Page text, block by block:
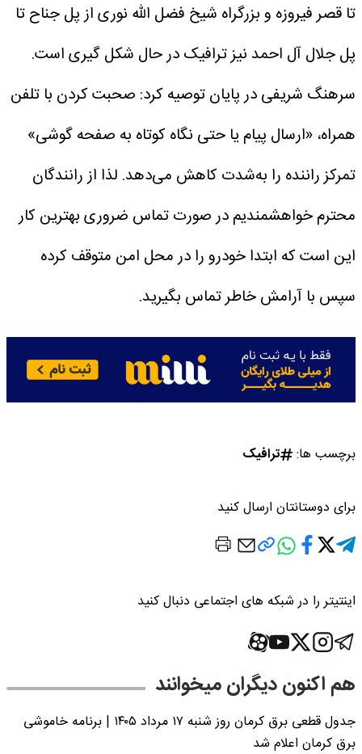
تا قصر فیروزه و بزرگراه شیخ فضل الله نوری از پل جناح تا
پل جلال آل احمد نیز ترافیک در حال شکل گیری است.
سرهنگ شریفی در پایان توصیه کرد: صحبت کردن با تلفن
همراه، «ارسال پیام یا حتی نگاه کوتاه به صفحه گوشی»
تمرکز راننده را به‌شدت کاهش می‌دهد. لذا از رانندگان
محترم خواهشمندیم در صورت تماس ضروری بهترین کار
این است که ابتدا خودرو را در محل امن متوقف کرده
سپس با آرامش خاطر تماس بگیرید.
برچسب ها: ترافیک
برای دوستانتان ارسال کنید
اینتیتر را در شبکه های اجتماعی دنبال کنید
هم اکنون دیگران میخوانند
جدول قطعی برق کرمان روز شنبه ۱۷ مرداد ۱۴۰۵ | برنامه خاموشی
برق کرمان اعلام شد